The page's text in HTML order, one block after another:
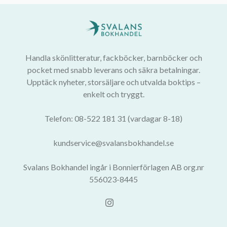
Handla skönlitteratur, fackböcker, barnböcker och
pocket med snabb leverans och säkra betalningar.
Upptäck nyheter, storsäljare och utvalda boktips –
enkelt och tryggt.
Telefon: 08-522 181 31 (vardagar 8-18)
kundservice@svalansbokhandel.se
Svalans Bokhandel ingår i Bonnierförlagen AB org.nr
556023-8445